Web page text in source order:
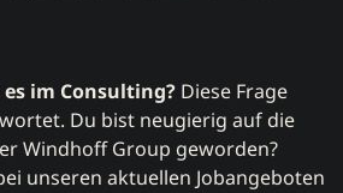
im Consulting? Diese Frage
Du bist neugierig auf die
Windhoff Group geworden?
unserenaktuellen Jobangeboten